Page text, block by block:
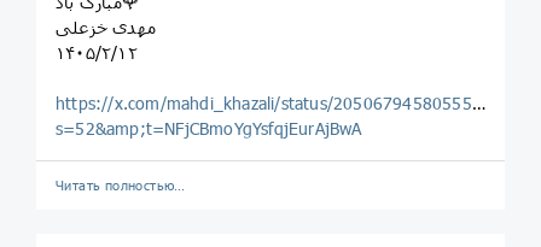
مهدی خزعلی
١۴٠۵/٢/١٢
https://x.com/mahdi_khazali/status/2050679458055503922?
s=52&amp;t=NFjCBmoYgYsfqjEurAjBwA
Читать полностью…